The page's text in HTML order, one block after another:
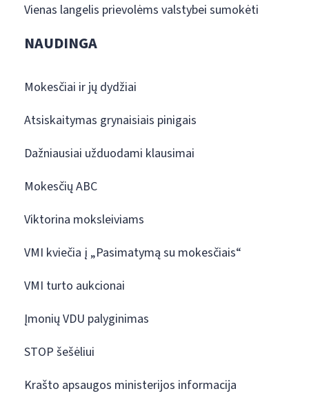
Vienas langelis prievolėms valstybei sumokėti
NAUDINGA
Mokesčiai ir jų dydžiai
Atsiskaitymas grynaisiais pinigais
Dažniausiai užduodami klausimai
Mokesčių ABC
Viktorina moksleiviams
VMI kviečia į „Pasimatymą su mokesčiais“
VMI turto aukcionai
Įmonių VDU palyginimas
STOP šešėliui
Krašto apsaugos ministerijos informacija